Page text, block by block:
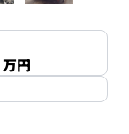
万円